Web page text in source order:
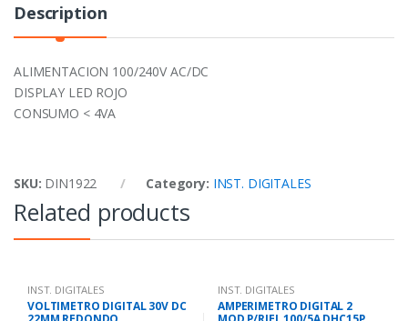
Description
ALIMENTACION 100/240V AC/DC
DISPLAY LED ROJO
CONSUMO < 4VA
SKU: DIN1922 Category: INST. DIGITALES
Related products
INST. DIGITALES
VOLTIMETRO DIGITAL 30V DC
INST. DIGITALES
AMPERIMETRO DIGITAL 2